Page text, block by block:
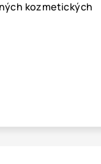
kozmetických